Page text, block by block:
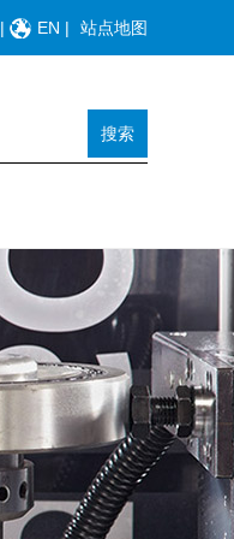
| EN | 站点地图
搜索